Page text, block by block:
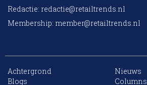
Redactie: redactie@retailtrends.nl
Membership: member@retailtrends.nl
Achtergrond
Nieuws
Blogs
Columns